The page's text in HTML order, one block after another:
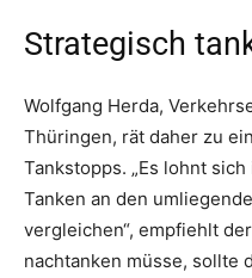
Strategisch
Wolfgang Herda,
Thüringen, rät daher zu
Tankstopps. „Es lohnt
Tanken an den
vergleichen“, empfiehlt
nachtanken müsse, sollte